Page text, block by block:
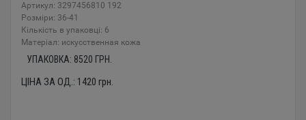
Артикул: 3297456810 192
Розміри: 36-41
Кількість в упаковці: 6
Mатеріал: искусственная кожа
УПАКОВКА: 8520 ГРН.
ЦІНА ЗА ОД.: 1420 грн.